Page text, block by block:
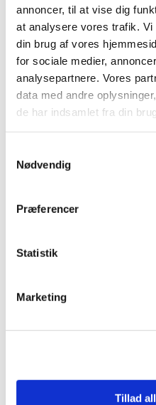
annoncer, til at vise dig
at analysere vores trafik.
din brug af vores
for sociale medier,
analysepartnere. Vores
data med andre
de har indsamlet fra din
Nødvendig
Præferencer
Statistik
Marketing
Tillad
2020 (13)
2019 (41)
2018 (46)
2017 (36)
2016 (48)
2015 (31)
november (3)
juni (8)
april (2)
februar (6)